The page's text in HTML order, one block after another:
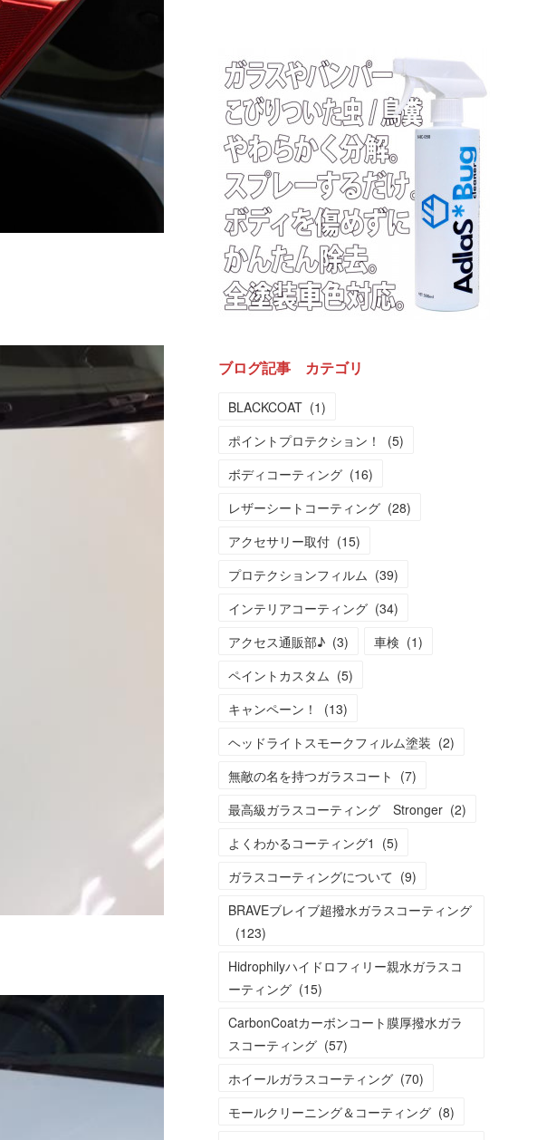
ブログ記事 カテゴリ
BLACKCOAT (1)
ポイントプロテクション！
(5)
ボディコーティング (16)
レザーシートコーティング (28)
アクセサリー取付 (15)
プロテクションフィルム (39)
インテリアコーティング (34)
アクセス通販部♪ (3) 車検 (1)
ペイントカスタム (5)
キャンペーン！
(13)
ヘッドライトスモークフィルム塗装 (2)
無敵の名を持つガラスコート (7)
最高級ガラスコーティング Stronger (2)
よくわかるコーティング1 (5)
ガラスコーティングについて (9)
BRAVEブレイブ超撥水ガラスコーティング
(123)
Hidrophilyハイドロフィリー親水ガラスコ
ーティング (15)
CarbonCoatカーボンコート膜厚撥水ガラ
スコーティング (57)
ホイールガラスコーティング (70)
モールクリーニング＆コーティング (8)